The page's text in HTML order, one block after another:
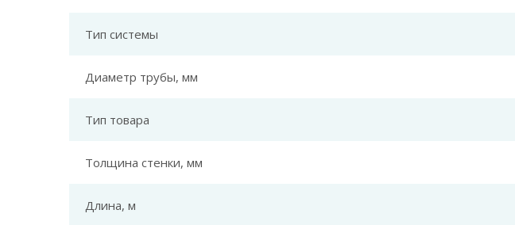
Тип системы
Диаметр трубы, мм
Тип товара
Толщина стенки, мм
Длина, м